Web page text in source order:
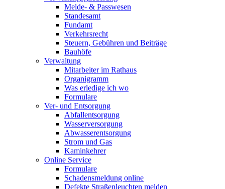
Melde- & Passwesen
Standesamt
Fundamt
Verkehrsrecht
Steuern, Gebühren und Beiträge
Bauhöfe
Verwaltung
Mitarbeiter im Rathaus
Organigramm
Was erledige ich wo
Formulare
Ver- und Entsorgung
Abfallentsorgung
Wasserversorgung
Abwasserentsorgung
Strom und Gas
Kaminkehrer
Online Service
Formulare
Schadensmeldung online
Defekte Straßenleuchten melden